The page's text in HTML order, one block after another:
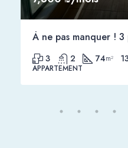
3 2 74m²
APPARTEMENT